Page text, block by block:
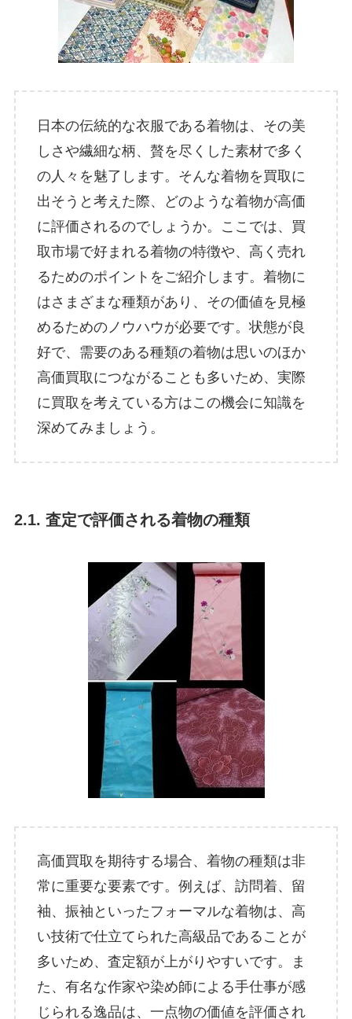
日本の伝統的な衣服である着物は、その美
しさや繊細な柄、贅を尽くした素材で多く
の人々を魅了します。そんな着物を買取に
出そうと考えた際、どのような着物が高価
に評価されるのでしょうか。ここでは、買
取市場で好まれる着物の特徴や、高く売れ
るためのポイントをご紹介します。着物に
はさまざまな種類があり、その価値を見極
めるためのノウハウが必要です。状態が良
好で、需要のある種類の着物は思いのほか
高価買取につながることも多いため、実際
に買取を考えている方はこの機会に知識を
深めてみましょう。
2.1. 査定で評価される着物の種類
高価買取を期待する場合、着物の種類は非
常に重要な要素です。例えば、訪問着、留
袖、振袖といったフォーマルな着物は、高
い技術で仕立てられた高級品であることが
多いため、査定額が上がりやすいです。ま
た、有名な作家や染め師による手仕事が感
じられる逸品は、一点物の価値を評価され